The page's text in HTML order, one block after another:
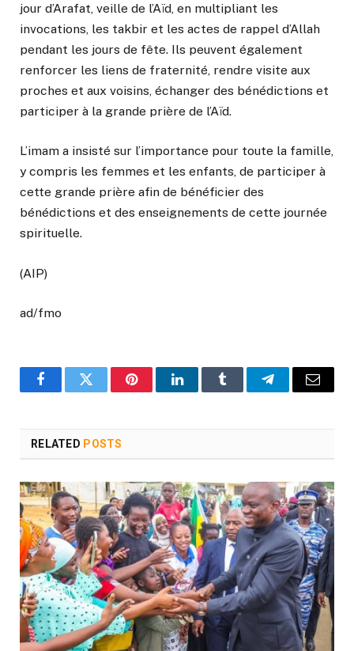
jour d’Arafat, veille de l’Aïd, en multipliant les
invocations, les takbir et les actes de rappel d’Allah
pendant les jours de fête. Ils peuvent également
renforcer les liens de fraternité, rendre visite aux
proches et aux voisins, échanger des bénédictions et
participer à la grande prière de l’Aïd.
L’imam a insisté sur l’importance pour toute la famille,
y compris les femmes et les enfants, de participer à
cette grande prière afin de bénéficier des
bénédictions et des enseignements de cette journée
spirituelle.
(AIP)
ad/fmo
FacebookTwitter PinterestLinkedInTumblr TelegramEmail
RELATED POSTS